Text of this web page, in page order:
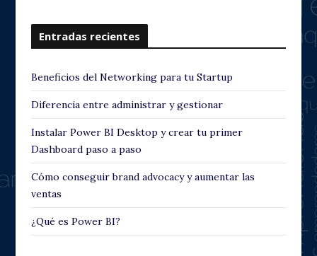
Entradas recientes
Beneficios del Networking para tu Startup
Diferencia entre administrar y gestionar
Instalar Power BI Desktop y crear tu primer
Dashboard paso a paso
Cómo conseguir brand advocacy y aumentar las
ventas
¿Qué es Power BI?